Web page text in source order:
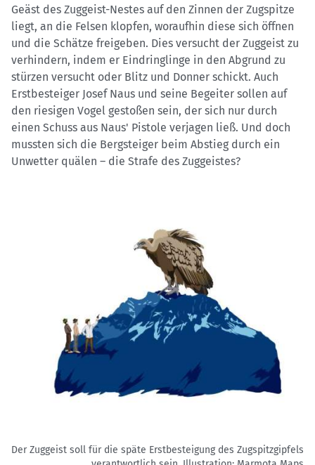
Geäst des Zuggeist-Nestes auf den Zinnen der Zugspitze
liegt, an die Felsen klopfen, woraufhin diese sich öffnen
und die Schätze freigeben. Dies versucht der Zuggeist zu
verhindern, indem er Eindringlinge in den Abgrund zu
stürzen versucht oder Blitz und Donner schickt. Auch
Erstbesteiger Josef Naus und seine Begeiter sollen auf
den riesigen Vogel gestoßen sein, der sich nur durch
einen Schuss aus Naus' Pistole verjagen ließ. Und doch
mussten sich die Bergsteiger beim Abstieg durch ein
Unwetter quälen – die Strafe des Zuggeistes?
Der Zuggeist soll für die späte Erstbesteigung des Zugspitzgipfels